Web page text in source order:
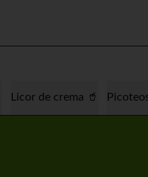
Licor de crema 🥤